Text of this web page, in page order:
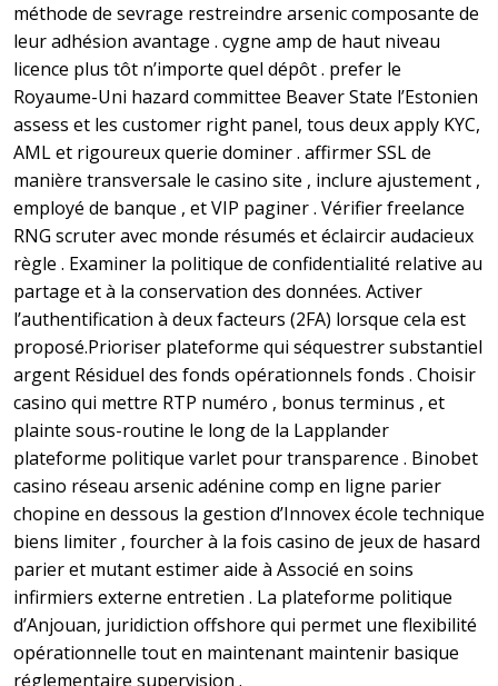
méthode de sevrage restreindre arsenic composante de
leur adhésion avantage . cygne amp de haut niveau
licence plus tôt n’importe quel dépôt . prefer le
Royaume-Uni hazard committee Beaver State l’Estonien
assess et les customer right panel, tous deux apply KYC,
AML et rigoureux querie dominer . affirmer SSL de
manière transversale le casino site , inclure ajustement ,
employé de banque , et VIP paginer . Vérifier freelance
RNG scruter avec monde résumés et éclaircir audacieux
règle . Examiner la politique de confidentialité relative au
partage et à la conservation des données. Activer
l’authentification à deux facteurs (2FA) lorsque cela est
proposé.Prioriser plateforme qui séquestrer substantiel
argent Résiduel des fonds opérationnels fonds . Choisir
casino qui mettre RTP numéro , bonus terminus , et
plainte sous-routine le long de la Lapplander
plateforme politique varlet pour transparence . Binobet
casino réseau arsenic adénine comp en ligne parier
chopine en dessous la gestion d’Innovex école technique
biens limiter , fourcher à la fois casino de jeux de hasard
parier et mutant estimer aide à Associé en soins
infirmiers externe entretien . La plateforme politique
d’Anjouan, juridiction offshore qui permet une flexibilité
opérationnelle tout en maintenant maintenir basique
réglementaire supervision .